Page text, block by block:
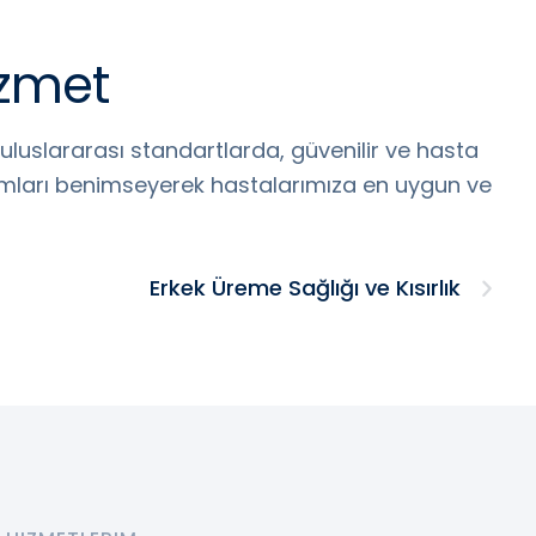
standartlarda, güvenilir ve hasta
benimseyerek hastalarımıza en uygun ve
Erkek Üreme Sağlığı ve Kısırlık